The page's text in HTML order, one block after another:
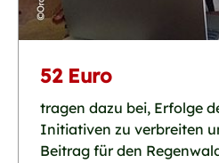
52 Euro
tragen dazu bei, Erfolge
Initiativen zu verbreiten
Beitrag für den